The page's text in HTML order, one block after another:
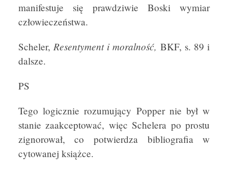
manifestuje się prawdziwie Boski wymiar
człowieczeństwa.
Scheler, Resentyment i moralność, BKF, s. 89 i
dalsze.
PS
Tego logicznie rozumujący Popper nie był w
stanie zaakceptować, więc Schelera po prostu
zignorował, co potwierdza bibliografia w
cytowanej książce.